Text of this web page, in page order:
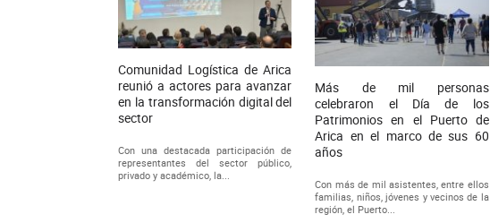
Comunidad Logística de Arica
reunió a actores para avanzar
en la transformación digital del
sector
Con una destacada participación de
representantes del sector público,
privado y académico, la...
Más de mil personas
celebraron el Día de los
Patrimonios en el Puerto de
Arica en el marco de sus 60
años
Con más de mil asistentes, entre ellos
familias, niños, jóvenes y vecinos de la
región, el Puerto...